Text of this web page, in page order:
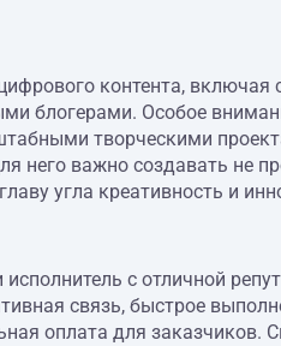
контента,
блогерами. Особое
творческими
него важно создавать не
угла креативность и
с отличной
связь, быстрое
оплата для заказчиков.